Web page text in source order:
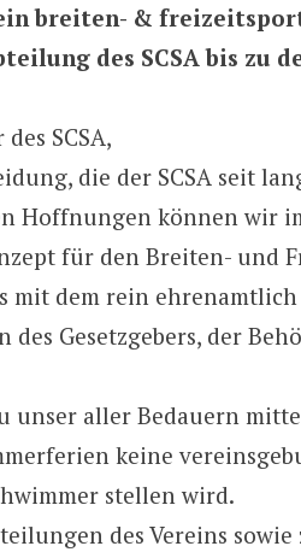
breiten- &
des SCSA bis zu
SCSA,
die der SCSA seit
Hoffnungen können wir
für den Breiten- und
mit dem rein ehrenamtlich
Gesetzgebers, der
unser aller Bedauern
keine
stellen wird.
des Vereins sowie